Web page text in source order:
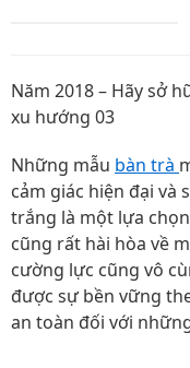
Năm 2018 – Hãy sở
xu hướng 03
Những mẫu bàn trà
cảm giác hiện đại và
trắng là một lựa
cũng rất hài hòa về
cường lực cũng vô
được sự bền vững
an toàn đối với